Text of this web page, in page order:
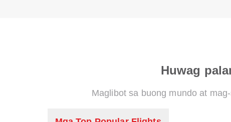
Huwag
Maglibot sa buong mundo at